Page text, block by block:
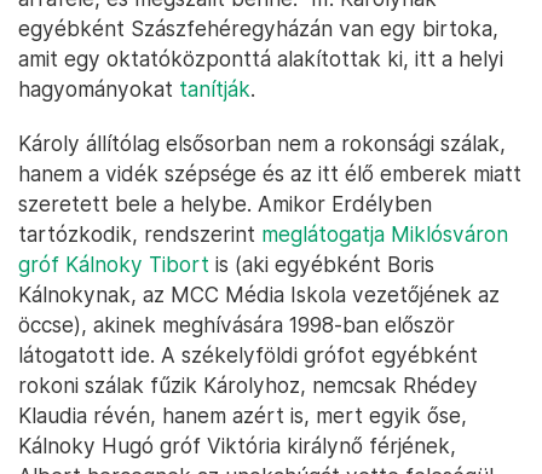
egyébként Szászfehéregyházán van egy birtoka,
amit egy oktatóközponttá alakítottak ki, itt a helyi
hagyományokat tanítják.
Károly állítólag elsősorban nem a rokonsági szálak,
hanem a vidék szépsége és az itt élő emberek miatt
szeretett bele a helybe. Amikor Erdélyben
tartózkodik, rendszerint meglátogatja Miklósváron
gróf Kálnoky Tibort is (aki egyébként Boris
Kálnokynak, az MCC Média Iskola vezetőjének az
öccse), akinek meghívására 1998-ban először
látogatott ide. A székelyföldi grófot egyébként
rokoni szálak fűzik Károlyhoz, nemcsak Rhédey
Klaudia révén, hanem azért is, mert egyik őse,
Kálnoky Hugó gróf Viktória királynő férjének,